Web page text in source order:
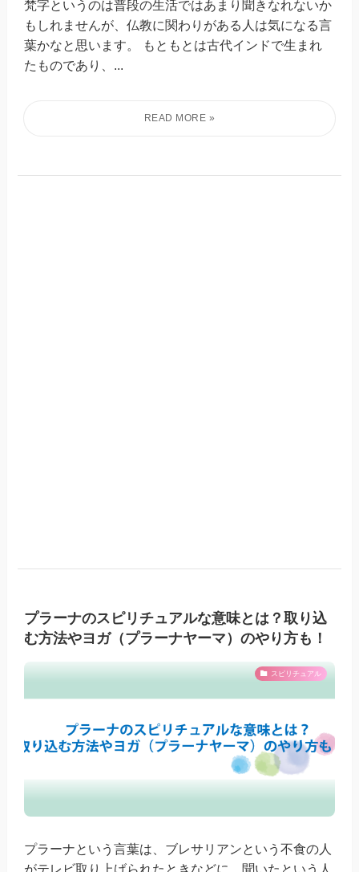
梵字というのは普段の生活ではあまり聞きなれないか
もしれませんが、仏教に関わりがある人は気になる言
葉かなと思います。 もともとは古代インドで生まれ
たものであり、...
プラーナのスピリチュアルな意味とは？取り込
む方法やヨガ（プラーナヤーマ）のやり方も！
スピリチュアル
プラーナという言葉は、ブレサリアンという不食の人